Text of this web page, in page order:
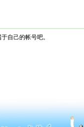
自己的帐号吧。